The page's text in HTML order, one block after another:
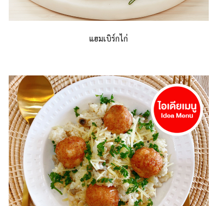
แฮมเบิร์กไก่